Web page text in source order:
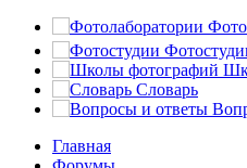
Словарь
Главная